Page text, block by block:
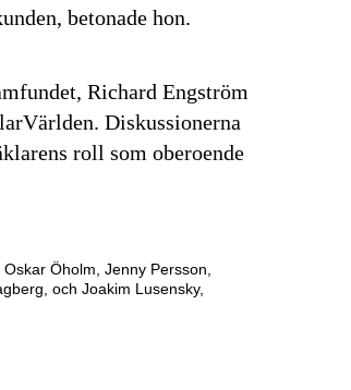
betonade hon.
Richard Engström
Diskussionerna
roll som oberoende
Öholm, Jenny Persson,
och Joakim Lusensky,